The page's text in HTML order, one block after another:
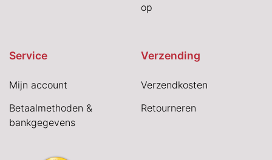
op
Service
Mijn account
Betaalmethoden &
bankgegevens
Verzending
Verzendkosten
Retourneren